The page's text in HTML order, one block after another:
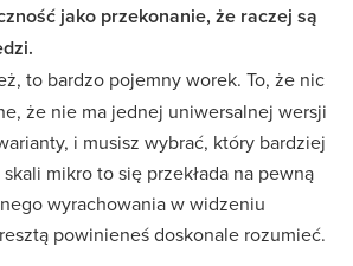
jako przekonanie, że raczej są
to bardzo pojemny worek. To, że nic
że nie ma jednej uniwersalnej wersji
i musisz wybrać, który bardziej
mikro to się przekłada na pewną
wyrachowania w widzeniu
powinieneś doskonale rozumieć.